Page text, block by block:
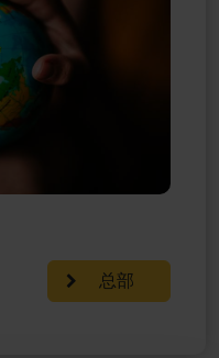
总部